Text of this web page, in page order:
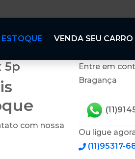
ESTOQUE VENDA SEU CARRO
5p
com nossa
Entre em
Bragança
Ou ligue
(11)95317-